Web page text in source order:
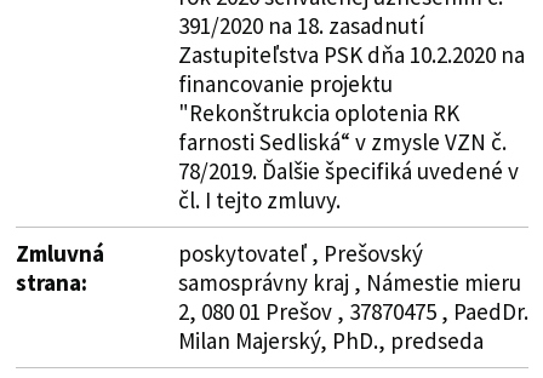
391/2020 na 18. zasadnutí
Zastupiteľstva PSK dňa 10.2.2020 na
financovanie projektu
"Rekonštrukcia oplotenia RK
farnosti Sedliská“ v zmysle VZN č.
78/2019. Ďalšie špecifiká uvedené v
čl. I tejto zmluvy.
Zmluvná
strana:
poskytovateľ , Prešovský
samosprávny kraj , Námestie mieru
2, 080 01 Prešov , 37870475 , PaedDr.
Milan Majerský, PhD., predseda